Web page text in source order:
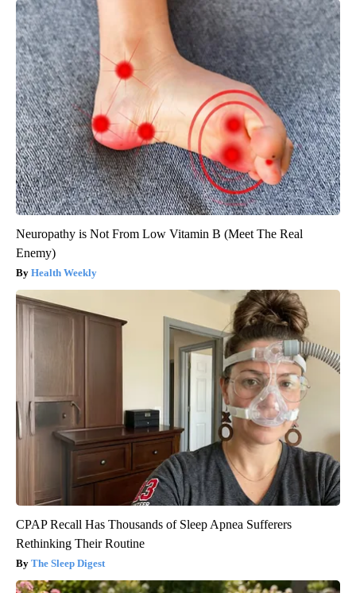
Neuropathy is Not From Low Vitamin B (Meet The Real
Enemy)
Health Weekly
CPAP Recall Has Thousands of Sleep Apnea Sufferers
Rethinking Their Routine
The Sleep Digest